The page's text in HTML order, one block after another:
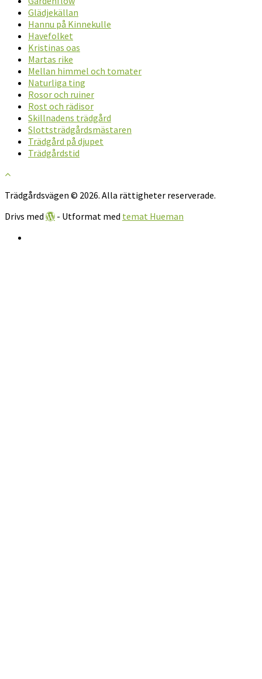
Glädjekällan
Hannu på Kinnekulle
Havefolket
Kristinas oas
Martas rike
Mellan himmel och tomater
Naturliga ting
Rosor och ruiner
Rost och rädisor
Skillnadens trädgård
Slottsträdgårdsmästaren
Trädgård på djupet
Trädgårdstid
Trädgårdsvägen © 2026. Alla rättigheter reserverade.
Drivs med
- Utformat med temat Hueman